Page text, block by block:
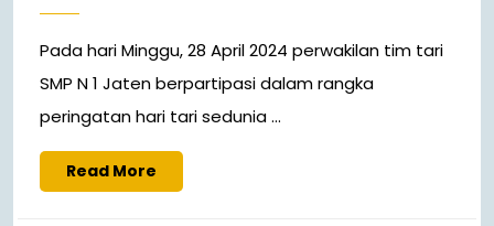
Pada hari Minggu, 28 April 2024 perwakilan tim tari
SMP N 1 Jaten berpartipasi dalam rangka
peringatan hari tari sedunia ...
Read More